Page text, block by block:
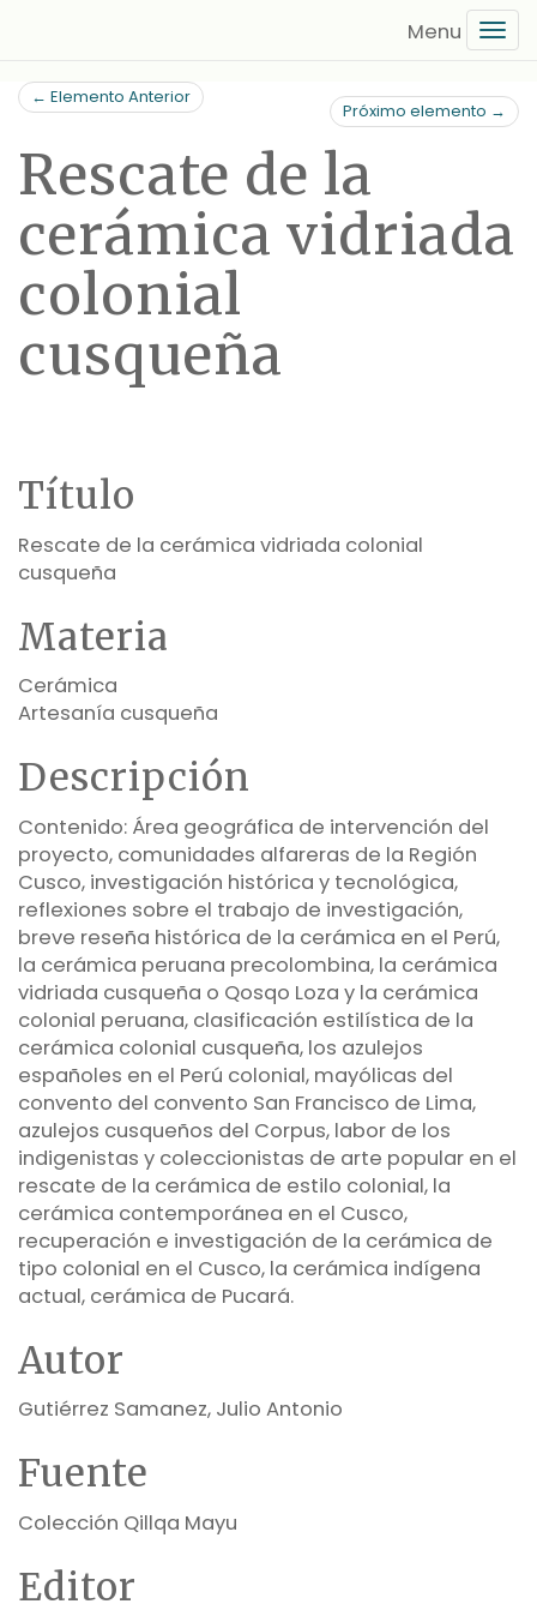
contenido
principal
← Elemento Anterior
Próximo elemento →
Rescate de la
cerámica vidriada
colonial
cusqueña
Título
Rescate de la cerámica vidriada colonial
cusqueña
Materia
Cerámica
Artesanía cusqueña
Descripción
Contenido: Área geográfica de intervención del
proyecto, comunidades alfareras de la Región
Cusco, investigación histórica y tecnológica,
reflexiones sobre el trabajo de investigación,
breve reseña histórica de la cerámica en el Perú,
la cerámica peruana precolombina, la cerámica
vidriada cusqueña o Qosqo Loza y la cerámica
colonial peruana, clasificación estilística de la
cerámica colonial cusqueña, los azulejos
españoles en el Perú colonial, mayólicas del
convento del convento San Francisco de Lima,
azulejos cusqueños del Corpus, labor de los
indigenistas y coleccionistas de arte popular en el
rescate de la cerámica de estilo colonial, la
cerámica contemporánea en el Cusco,
recuperación e investigación de la cerámica de
tipo colonial en el Cusco, la cerámica indígena
actual, cerámica de Pucará.
Autor
Gutiérrez Samanez, Julio Antonio
Fuente
Colección Qillqa Mayu
Editor